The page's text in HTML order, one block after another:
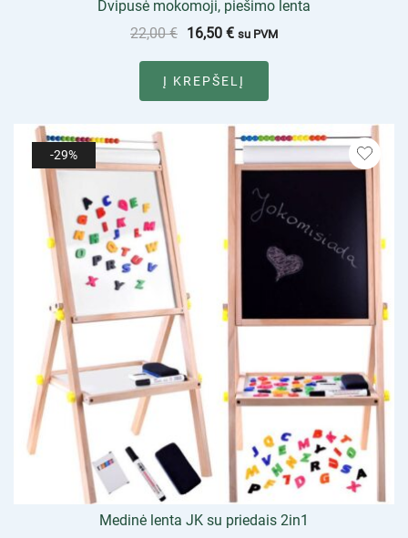
Dvipusė mokomoji, piešimo lenta
22,00€ 16,50 € su PVM
Į KREPŠELĮ
-29%
Medinė lenta JK su priedais 2in1